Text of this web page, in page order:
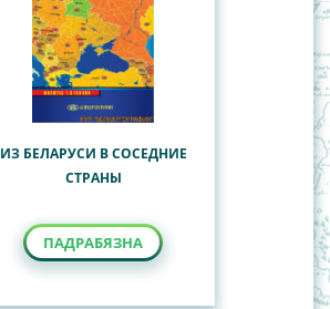
ИЗ БЕЛАРУСИ В СОСЕДНИЕ
СТРАНЫ
ПАДРАБЯЗНА